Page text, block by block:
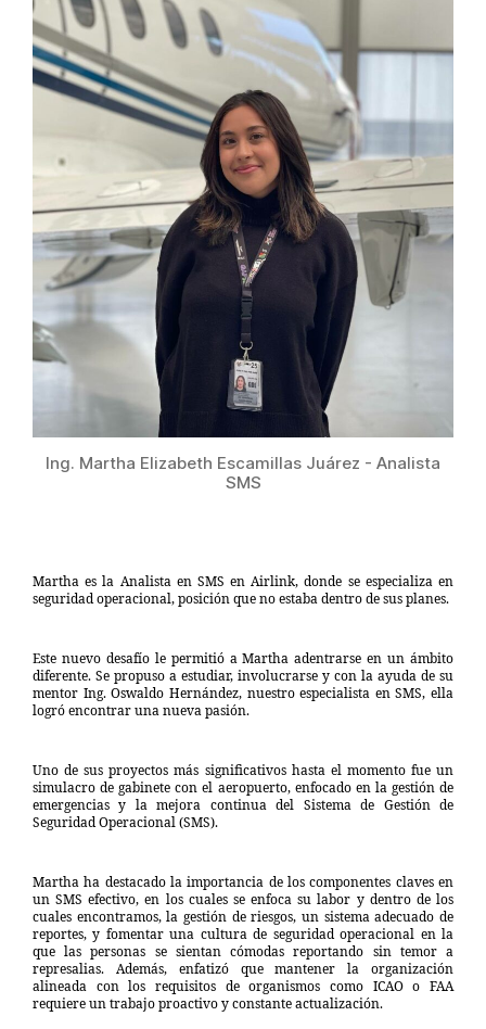
Ing. Martha Elizabeth Escamillas Juárez - Analista
SMS
Martha es la Analista en SMS en Airlink, donde se especializa en
seguridad operacional, posición que no estaba dentro de sus planes.
Este nuevo desafío le permitió a Martha adentrarse en un ámbito
diferente. Se propuso a estudiar, involucrarse y con la ayuda de su
mentor Ing. Oswaldo Hernández, nuestro especialista en SMS, ella
logró encontrar una nueva pasión.
Uno de sus proyectos más significativos hasta el momento fue un
simulacro de gabinete con el aeropuerto, enfocado en la gestión de
emergencias y la mejora continua del Sistema de Gestión de
Seguridad Operacional (SMS).
Martha ha destacado la importancia de los componentes claves en
un SMS efectivo, en los cuales se enfoca su labor y dentro de los
cuales encontramos, la gestión de riesgos, un sistema adecuado de
reportes, y fomentar una cultura de seguridad operacional en la
que las personas se sientan cómodas reportando sin temor a
represalias. Además, enfatizó que mantener la organización
alineada con los requisitos de organismos como ICAO o FAA
requiere un trabajo proactivo y constante actualización.